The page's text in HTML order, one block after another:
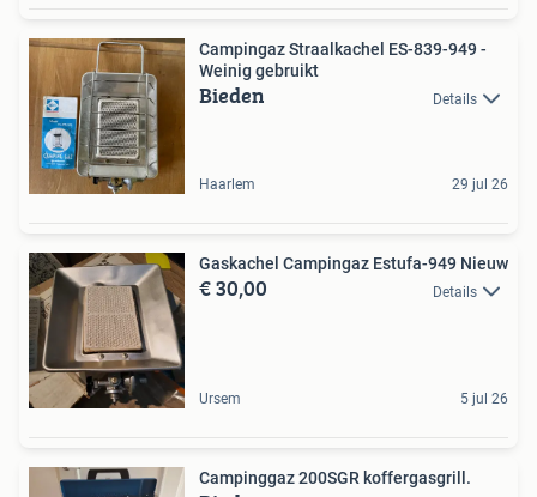
Campingaz Straalkachel ES-839-949 -
Weinig gebruikt
Bieden Details
Haarlem 29 jul 26
Gaskachel Campingaz Estufa-949 Nieuw
€ 30,00 Details
Ursem 5 jul 26
Campinggaz 200SGR koffergasgrill.